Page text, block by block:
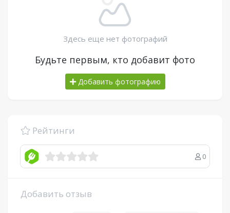
Здесь еще нет фотографий
Будьте первым, кто добавит фото
Добавить фотографию
Рейтинги
0
Добавить отзыв